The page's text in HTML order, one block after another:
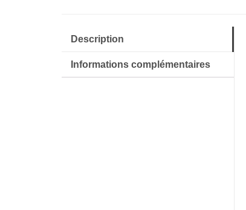
Description
Informations complémentaires